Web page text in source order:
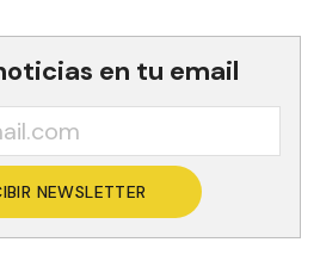
en tu email
NEWSLETTER